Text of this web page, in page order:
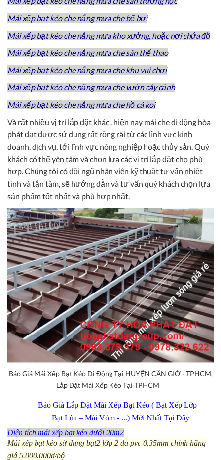
Mái xếp bạt kéo che nắng mưa che bể bơi
Mái xếp bạt kéo che nắng mưa kho xưởng, hoặc nơi chứa đồ
Mái xếp bạt kéo che nắng mưa che sân thể thao
Mái xếp bạt kéo che nắng mưa che khu vui chơi
Mái xếp bạt kéo che nắng mưa che vườn cây cảnh
Mái xếp bạt kéo che nắng mưa che hồ cá koi
Và rất nhiều vị trí lắp đặt khác , hiện nay mái che di động hòa
phát đạt được sử dụng rất rộng rãi từ các lĩnh vực kinh
doanh, dịch vụ, tới lĩnh vực nông nghiệp hoặc thủy sản. Quý
khách có thể yên tâm và chọn lựa các vị trí lắp đặt cho phù
hợp. Chúng tôi có đội ngũ nhân viên kỹ thuật tư vấn nhiệt
tình và tận tâm, sẽ hướng dẫn và tư vấn quý khách chọn lựa
sản phẩm tốt nhất và phù hợp nhất.
Báo Giá Mái Xếp Bạt Kéo Di Động Tại HUYỆN CẦN GIỜ - TPHCM,
Lắp Đặt Mái Xếp Kéo Tại TPHCM
Báo Giá Lắp Đặt Mái Xếp Bạt Kéo ( Bạt Xếp Lớp –
Bạt Lùa – Mái Vòm - ...) Mới Nhất Tại Đây
Diện tích mái xếp bạt kéo dưới 20m2
Mái xếp bạt kéo sử dụng bạt2 lớp 2 da pvc 0.35mm chính hãng
giá 5.000.000d/bộ